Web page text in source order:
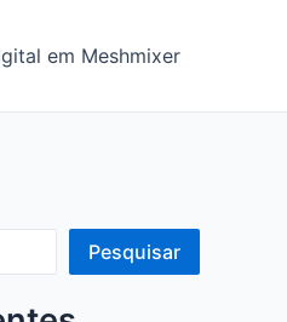
em Meshmixer
Pesquisar